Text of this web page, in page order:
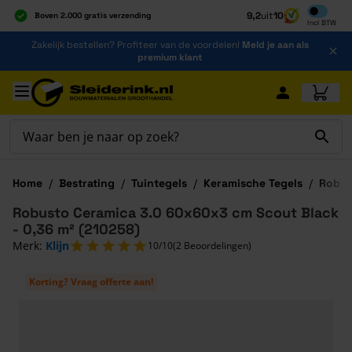
Boven 2.000 gratis verzending
Al 40 jaar dé specialist
Alles onder één dak
9,2uit10
Incl BTW
Inclusief
Ga naar de inhoud
Zakelijk bestellen? Profiteer van de voordelen! Meld je aan als
premium klant
Ga naar hoofdinhoud
Home / Bestrating / Tuintegels / Keramische Tegels /
Korting? Vraag offerte aan!
Robusto Ceramica 3.0 60x60x3 cm Scout Black
- 0,36 m² (210258)
Merk: Klijn 10/10(2 Beoordelingen)